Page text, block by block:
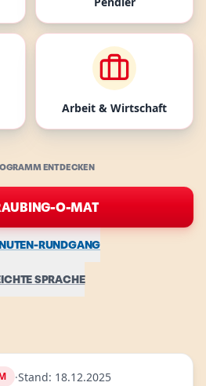
Arbeit & Wirtschaft
ENTDECKEN
O-MAT
RUNDGANG
SPRACHE
·Stand: 18.12.2025